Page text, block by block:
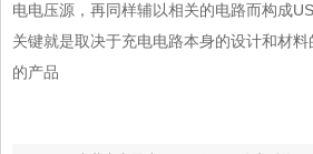
电电压源，再同样辅以相关的电路而构成
关键就是取决于充电电路本身的设计和材料的优
的产品